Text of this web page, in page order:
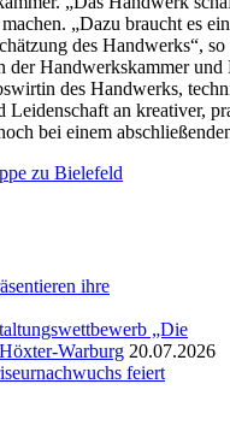
„Dazu braucht es
des Handwerks“,
Handwerkskammer
des Handwerks,
an kreativer,
bei einem
zu Bielefeld
ihre
„Die
Warburg 20.07.2026
feiert